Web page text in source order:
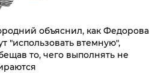
объяснил, как Федорова
"использовать втемную",
то, чего выполнять не